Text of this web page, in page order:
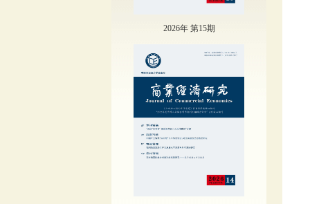
2026年 第15期